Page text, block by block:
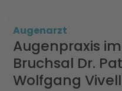
Augenarzt
Augenpraxis
Bruchsal Dr.
Wolfgang Vivell